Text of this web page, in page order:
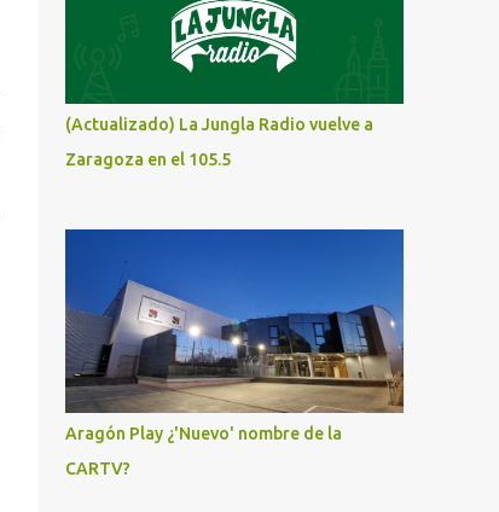
(Actualizado) La Jungla Radio vuelve a
Zaragoza en el 105.5
Aragón Play ¿'Nuevo' nombre de la
CARTV?